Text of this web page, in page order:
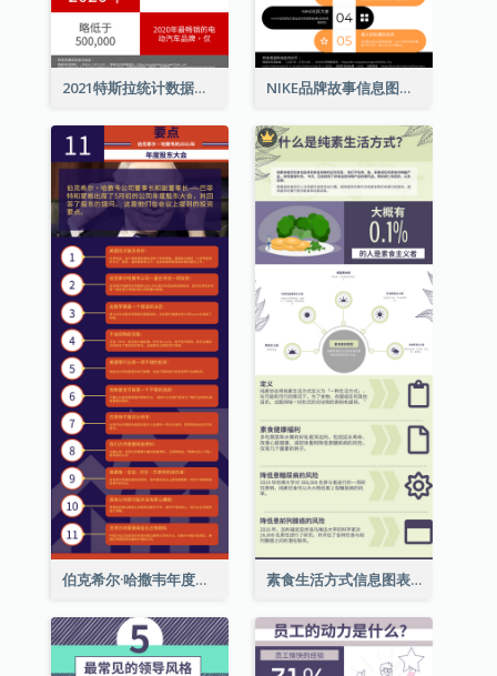
2021特斯拉统计数据和资讯信息图表 NIKE品牌故事信息图表
伯克希尔·哈撒韦年度股东大会的11个要点 素食生活方式信息图表